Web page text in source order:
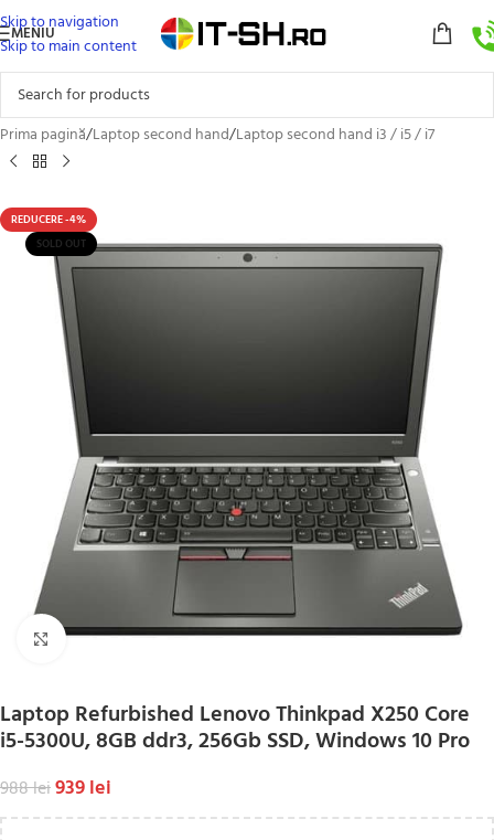
Skip to navigation
Skip to main content
MENIU
Prima pagină/Laptop second hand/Laptop second hand i3 / i5 / i7
REDUCERE -4%
SOLD OUT
Click to enlarge
Laptop Refurbished Lenovo Thinkpad X250 Core
i5-5300U, 8GB ddr3, 256Gb SSD, Windows 10 Pro
988lei939lei